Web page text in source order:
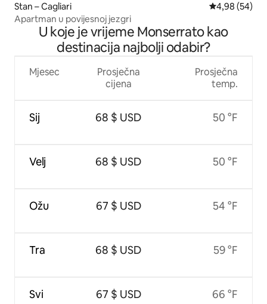
Stan – Cagliari Prosječna
4,98 (54)
Apartman u povijesnoj jezgri
U koje je vrijeme Monserrato kao
destinacija najbolji odabir?
Mjesec
Sij
Velj
Ožu
Tra
Svi
Prosječna
cijena
68 $ USD
68 $ USD
67 $ USD
68 $ USD
67 $ USD
Prosječna
temp.
50 °F
50 °F
54 °F
59 °F
66 °F